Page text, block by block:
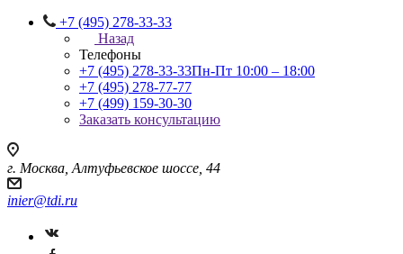
+7 (495) 278-33-33
Назад
Телефоны
+7 (495) 278-33-33Пн-Пт 10:00 – 18:00
+7 (495) 278-77-77
+7 (499) 159-30-30
Заказать консультацию
г. Москва, Алтуфьевское шоссе, 44
inier@tdi.ru